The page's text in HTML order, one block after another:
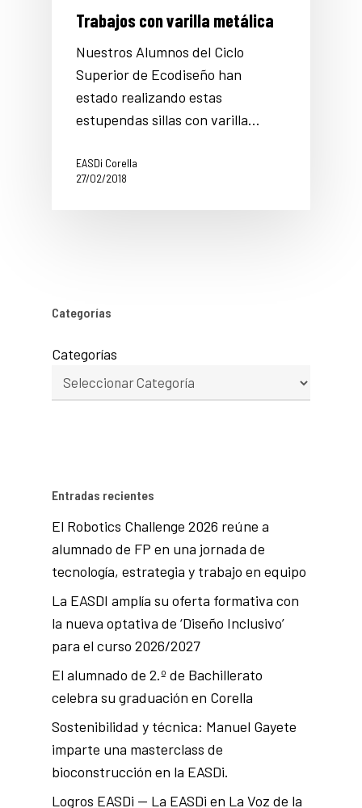
Trabajos con varilla metálica
Nuestros Alumnos del Ciclo
Superior de Ecodiseño han
estado realizando estas
estupendas sillas con varilla…
EASDi Corella
27/02/2018
Categorías
Categorías
Entradas recientes
El Robotics Challenge 2026 reúne a
alumnado de FP en una jornada de
tecnología, estrategia y trabajo en equipo
La EASDI amplía su oferta formativa con
la nueva optativa de ‘Diseño Inclusivo’
para el curso 2026/2027
El alumnado de 2.º de Bachillerato
celebra su graduación en Corella
Sostenibilidad y técnica: Manuel Gayete
imparte una masterclass de
bioconstrucción en la EASDi.
Logros EASDi — La EASDi en La Voz de la